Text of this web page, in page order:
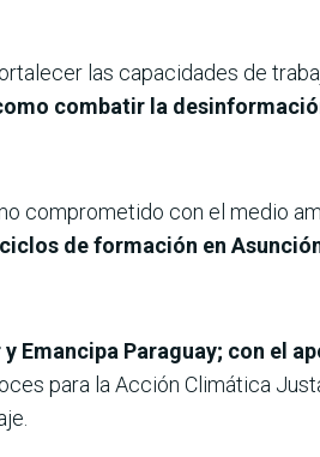
las capacidades de
combatir la
comprometido con el medio
ciclos de formación en
Emancipa Paraguay; con el
para la Acción Climática